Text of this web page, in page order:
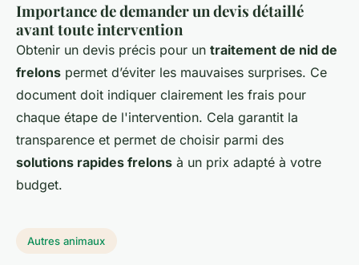
Importance de demander un devis détaillé
avant toute intervention
Obtenir un devis précis pour un traitement de nid de
frelons permet d’éviter les mauvaises surprises. Ce
document doit indiquer clairement les frais pour
chaque étape de l'intervention. Cela garantit la
transparence et permet de choisir parmi des
solutions rapides frelons à un prix adapté à votre
budget.
Autres animaux